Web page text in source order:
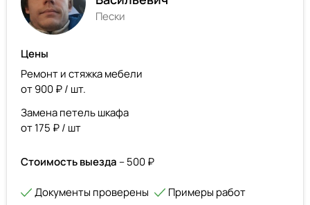
Пески
Цены
Ремонт и стяжка мебели
от 900 ₽ / шт.
Замена петель шкафа
от 175 ₽ / шт
Стоимость выезда – 500 ₽
Документы проверены
Примеры работ